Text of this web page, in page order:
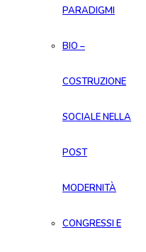
PARADIGMI
BIO –
COSTRUZIONE
SOCIALE NELLA
POST
MODERNITÀ
CONGRESSI E